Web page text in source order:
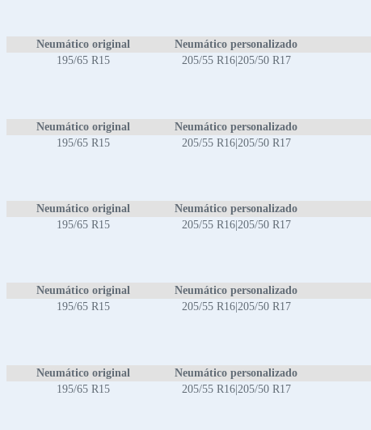
Neumático original Neumático personalizado
195/65 R15
205/55 R16|205/50 R17
Neumático original Neumático personalizado
195/65 R15
205/55 R16|205/50 R17
Neumático original Neumático personalizado
195/65 R15
205/55 R16|205/50 R17
Neumático original Neumático personalizado
195/65 R15
205/55 R16|205/50 R17
Neumático original Neumático personalizado
195/65 R15
205/55 R16|205/50 R17